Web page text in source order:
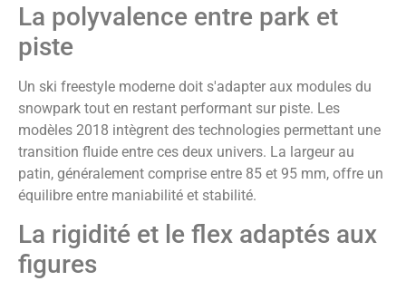
La polyvalence entre park et
piste
Un ski freestyle moderne doit s'adapter aux modules du
snowpark tout en restant performant sur piste. Les
modèles 2018 intègrent des technologies permettant une
transition fluide entre ces deux univers. La largeur au
patin, généralement comprise entre 85 et 95 mm, offre un
équilibre entre maniabilité et stabilité.
La rigidité et le flex adaptés aux
figures